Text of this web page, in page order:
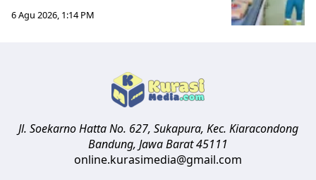
6 Agu 2026, 1:14 PM
Jl. Soekarno Hatta No. 627, Sukapura, Kec. Kiaracondong
Bandung, Jawa Barat45111
online.kurasimedia@gmail.com